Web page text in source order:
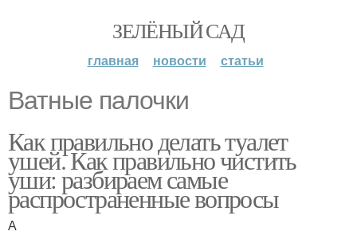
ЗЕЛЁНЫЙ САД
главная новости статьи
Ватные палочки
Как правильно делать туалет
ушей. Как правильно чистить
уши: разбираем самые
распространенные вопросы
А